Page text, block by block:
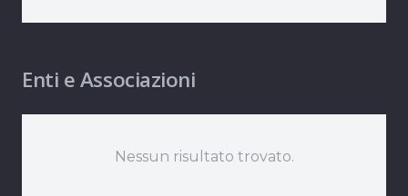
Enti e Associazioni
Nessun risultato trovato.